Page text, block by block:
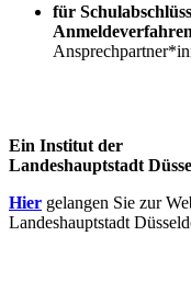
für
Anmeldeverfahren
Ein Institut der
Landeshauptstadt
Hier gelangen Sie zur
Landeshauptstadt